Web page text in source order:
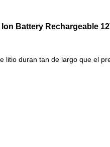
Battery Rechargeable
litio duran tan de largo que el